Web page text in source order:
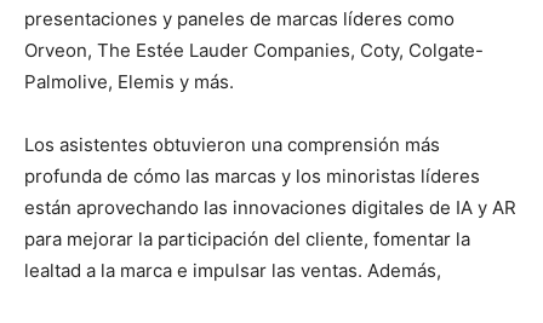
presentaciones y paneles de marcas líderes como
Orveon, The Estée Lauder Companies, Coty, Colgate-
Palmolive, Elemis y más.
Los asistentes obtuvieron una comprensión más
profunda de cómo las marcas y los minoristas líderes
están aprovechando las innovaciones digitales de IA y AR
para mejorar la participación del cliente, fomentar la
lealtad a la marca e impulsar las ventas. Además,